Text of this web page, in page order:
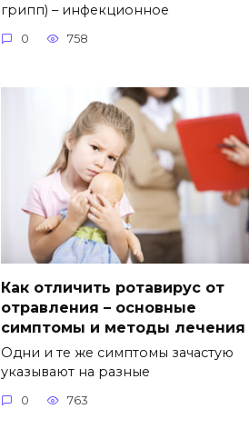
грипп) – инфекционное
0 758
Как отличить ротавирус от
отравления – основные
симптомы и методы лечения
Одни и те же симптомы зачастую
указывают на разные
0 763